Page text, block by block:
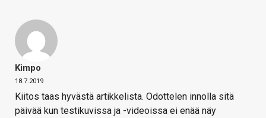
Kimpo
18.7.2019
Kiitos taas hyvästä artikkelista. Odottelen innolla sitä
päivää kun testikuvissa ja -videoissa ei enää näy